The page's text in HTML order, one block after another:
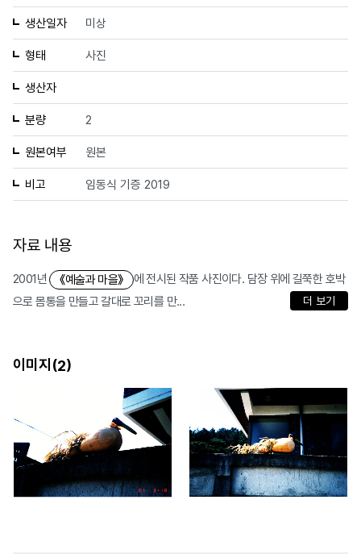
생산일자 미상
형태 사진
생산자
분량 2
원본여부 원본
비고 임동식 기증 2019
자료 내용
2001년 《예술과 마을》
에 전시된 작품 사진이다. 담장 위에 길쭉한 호박
으로 몸통을 만들고 갈대로 꼬리를 만...
더 보기
이미지(2)